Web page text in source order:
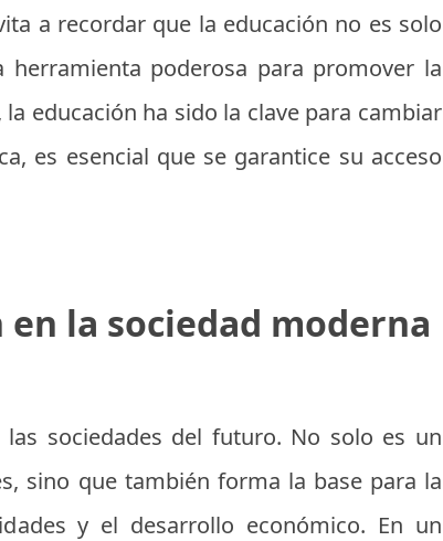
a recordar que la educación no es solo
poderosa para promover la
educación ha sido la clave para cambiar
es esencial que se garantice su acceso
la sociedad moderna
sociedades del futuro. No solo es un
sino que también forma la base para la
y el desarrollo económico. En un